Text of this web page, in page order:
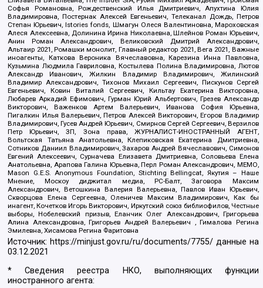
Софья Романовна, Рождественский Илья Дмитриевич, Апухтина Юлия
Владимировна, Постернак Алексей Евгеньевич, Телеканал Дождь, Петров
Степан Юрьевич, Istories fonds, Шмагун Олеся Валентиновна, Мароховская
Алеся Алексеевна, Долинина Ирина Николаевна, Шлейнов Роман Юрьевич,
Анин Роман Александрович, Великовский Дмитрий Александрович,
Альтаир 2021, Ромашки монолит, Главный редактор 2021, Вега 2021, Важные
иноагенты, Каткова Вероника Вячеславовна, Карезина Инна Павловна,
Кузьмина Людмила Гавриловна, Костылева Полина Владимировна, Лютов
Александр Иванович, Жилкин Владимир Владимирович, Жилинский
Владимир Александрович, Тихонов Михаил Сергеевич, Пискунов Сергей
Евгеньевич, Ковин Виталий Сергеевич, Кильтау Екатерина Викторовна,
Любарев Аркадий Ефимович, Гурман Юрий Альбертович, Грезев Александр
Викторович, Важенков Артем Валерьевич, Иванова София Юрьевна,
Пигалкин Илья Валерьевич, Петров Алексей Викторович, Егоров Владимир
Владимирович, Гусев Андрей Юрьевич, Смирнов Сергей Сергеевич, Верзилов
Петр Юрьевич, ЗП, Зона права, ЖУРНАЛИСТ-ИНОСТРАННЫЙ АГЕНТ,
Вольтская Татьяна Анатольевна, Клепиковская Екатерина Дмитриевна,
Сотников Даниил Владимирович, Захаров Андрей Вячеславович, Симонов
Евгений Алексеевич, Сурначева Елизавета Дмитриевна, Соловьева Елена
Анатольевна, Арапова Галина Юрьевна, Перл Роман Александрович, МЕМО,
Mason G.E.S. Anonymous Foundation, Stichting Bellingcat, Якутия – Наше
Мнение, Москоу диджитал медиа, РС-Балт, Заговора Максим
Александрович, Ветошкина Валерия Валерьевна, Павлов Иван Юрьевич,
Скворцова Елена Сергеевна, Оленичев Максим Владимирович, Как бы
инагент, Кочетков Игорь Викторович, Иркутский союз библиофилов, Честные
выборы, Нобелевский призыв, Еланчик Олег Александрович, Григорьева
Алина Александровна, Григорьев Андрей Валерьевич , Гималова Регина
Эмилевна, Хисамова Регина Фаритовна
Источник: https://minjust.gov.ru/ru/documents/7755/ данные на
03.12.2021
* Сведения реестра НКО, выполняющих функции
иностранного агента: